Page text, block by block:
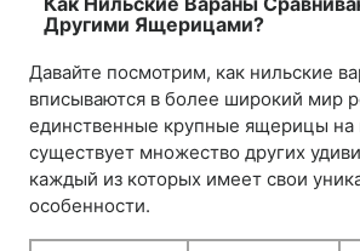
Другими Ящерицами?
Давайте посмотрим, как нильские
вписываются в более широкий мир
единственные крупные ящерицы на
существует множество других
каждый из которых имеет свои
особенности.